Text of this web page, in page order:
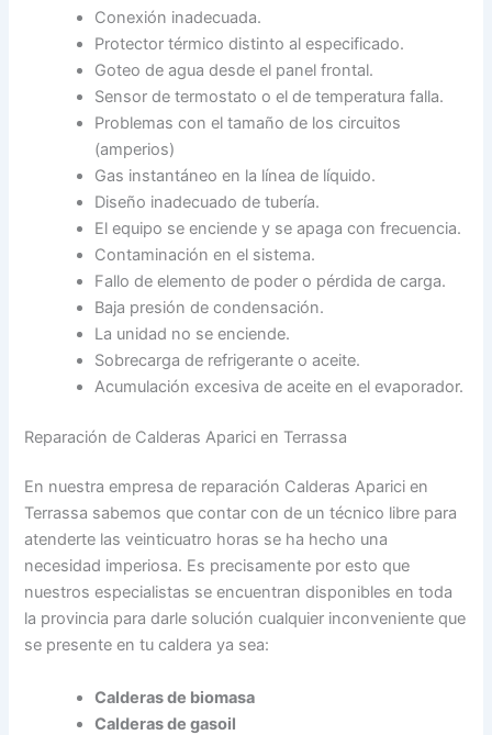
Conexión inadecuada.
Protector térmico distinto al especificado.
Goteo de agua desde el panel frontal.
Sensor de termostato o el de temperatura falla.
Problemas con el tamaño de los circuitos
(amperios)
Gas instantáneo en la línea de líquido.
Diseño inadecuado de tubería.
El equipo se enciende y se apaga con frecuencia.
Contaminación en el sistema.
Fallo de elemento de poder o pérdida de carga.
Baja presión de condensación.
La unidad no se enciende.
Sobrecarga de refrigerante o aceite.
Acumulación excesiva de aceite en el evaporador.
Reparación de Calderas Aparici en Terrassa
En nuestra empresa de reparación Calderas Aparici en
Terrassa sabemos que contar con de un técnico libre para
atenderte las veinticuatro horas se ha hecho una
necesidad imperiosa. Es precisamente por esto que
nuestros especialistas se encuentran disponibles en toda
la provincia para darle solución cualquier inconveniente que
se presente en tu caldera ya sea:
Calderas de biomasa
Calderas de gasoil